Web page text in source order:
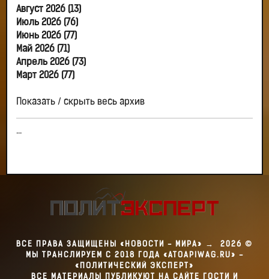
Август 2026 (13)
Июль 2026 (76)
Июнь 2026 (77)
Май 2026 (71)
Апрель 2026 (73)
Март 2026 (77)
Показать / скрыть весь архив
...
ВСЕ ПРАВА ЗАЩИЩЕНЫ «НОВОСТИ - МИРА» → 2026 ©
МЫ ТРАНСЛИРУЕМ С 2018 ГОДА «ATOAPIWAG.RU» -
«ПОЛИТИЧЕСКИЙ ЭКСПЕРТ»
ВСЕ МАТЕРИАЛЫ ПУБЛИКУЮТ НА САЙТЕ ГОСТИ И